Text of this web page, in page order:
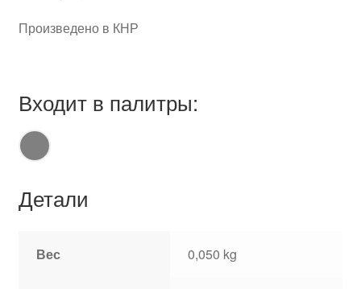
Произведено в КНР
Входит в палитры:
Детали
Вес 0,050 kg